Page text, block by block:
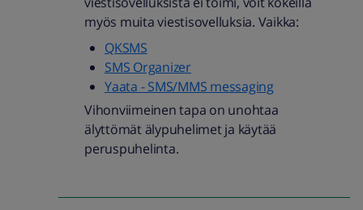
myös muita viestisovelluksia. Vaikka:
QKSMS
SMS Organizer
Yaata - SMS/MMS messaging
Vihonviimeinen tapa on unohtaa
älyttömät älypuhelimet ja käytää
peruspuhelinta.